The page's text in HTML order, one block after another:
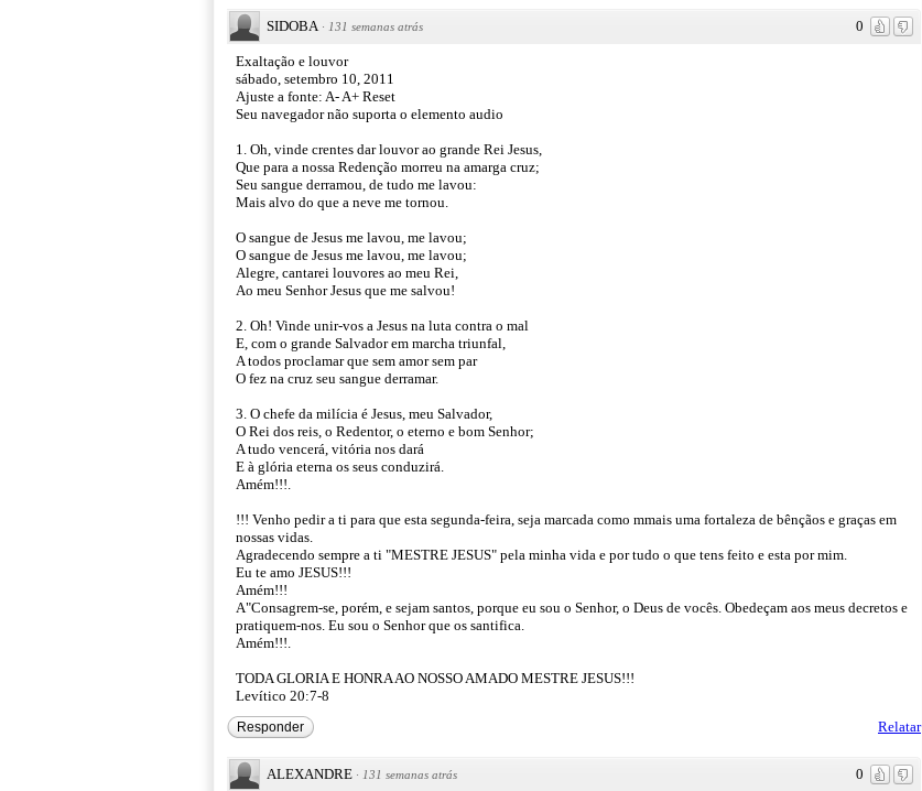
0
SIDOBA · 131 semanas atrás
Exaltação e louvor
sábado, setembro 10, 2011
Ajuste a fonte: A- A+ Reset
Seu navegador não suporta o elemento audio
1. Oh, vinde crentes dar louvor ao grande Rei Jesus,
Que para a nossa Redenção morreu na amarga cruz;
Seu sangue derramou, de tudo me lavou:
Mais alvo do que a neve me tornou.
O sangue de Jesus me lavou, me lavou;
O sangue de Jesus me lavou, me lavou;
Alegre, cantarei louvores ao meu Rei,
Ao meu Senhor Jesus que me salvou!
2. Oh! Vinde unir-vos a Jesus na luta contra o mal
E, com o grande Salvador em marcha triunfal,
A todos proclamar que sem amor sem par
O fez na cruz seu sangue derramar.
3. O chefe da milícia é Jesus, meu Salvador,
O Rei dos reis, o Redentor, o eterno e bom Senhor;
A tudo vencerá, vitória nos dará
E à glória eterna os seus conduzirá.
Amém!!!.
!!! Venho pedir a ti para que esta segunda-feira, seja marcada como mmais uma fortaleza de bênçãos e graças em
nossas vidas.
Agradecendo sempre a ti "MESTRE JESUS" pela minha vida e por tudo o que tens feito e esta por mim.
Eu te amo JESUS!!!
Amém!!!
A"Consagrem-se, porém, e sejam santos, porque eu sou o Senhor, o Deus de vocês. Obedeçam aos meus decretos e
pratiquem-nos. Eu sou o Senhor que os santifica.
Amém!!!.
TODA GLORIA E HONRA AO NOSSO AMADO MESTRE JESUS!!!
Levítico 20:7-8
Relatar
Responder
0
ALEXANDRE · 131 semanas atrás